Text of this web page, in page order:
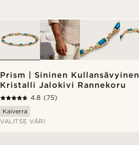
Prism | Sininen Kullansävyinen
Kristalli Jalokivi Rannekoru
4.8 (75)
Kaiverra
VALITSE VÄRI